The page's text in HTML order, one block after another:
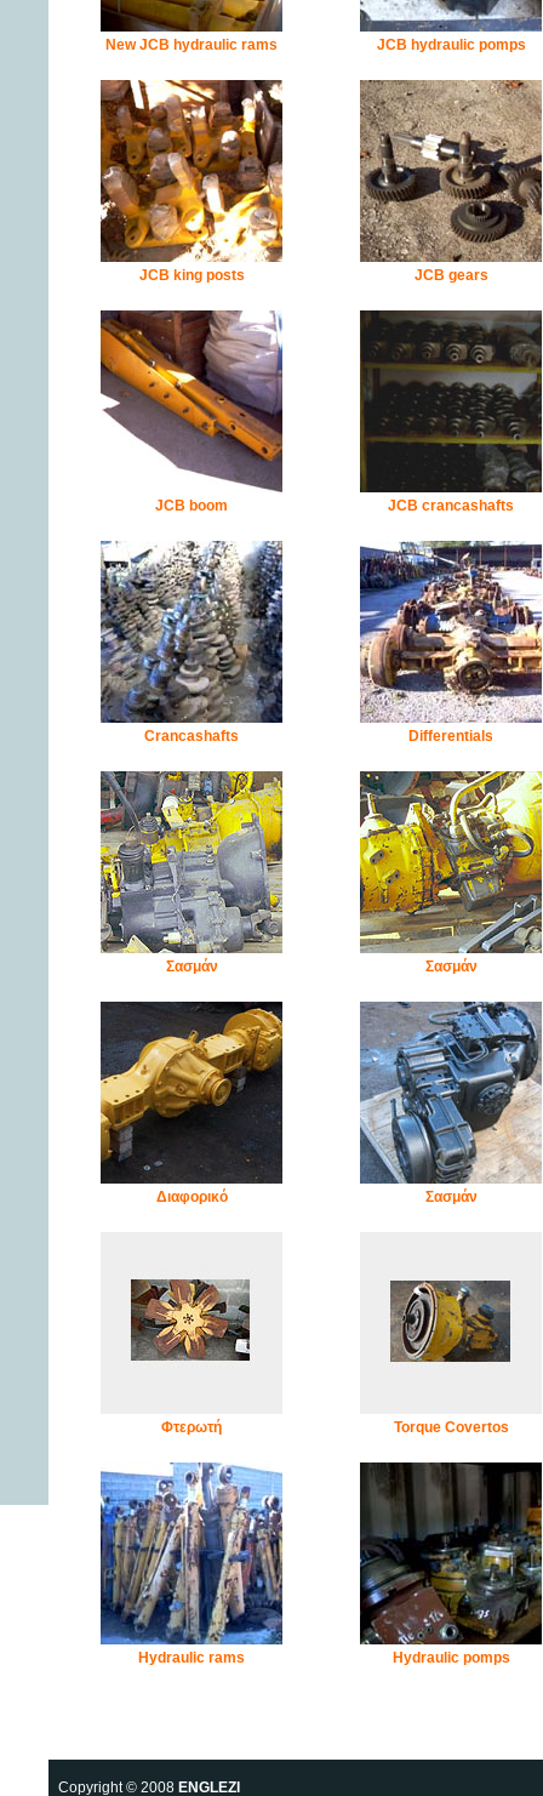
New JCB hydraulic rams JCB hydraulic pomps
JCB king posts JCB gears
JCB boom JCB crancashafts
Crancashafts Differentials
Σασμάν Σασμάν
Διαφορικό Σασμάν
Φτερωτή Torque Covertos
Hydraulic rams Hydraulic pomps
Copyright © 2008 ENGLEZI